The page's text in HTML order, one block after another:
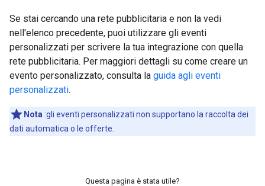
Se stai cercando una rete pubblicitaria e non la vedi
nell'elenco precedente, puoi utilizzare gli eventi
personalizzati per scrivere la tua integrazione con quella
rete pubblicitaria. Per maggiori dettagli su come creare un
evento personalizzato, consulta la guida agli eventi
personalizzati.
Nota :gli eventi personalizzati non supportano la raccolta dei
dati automatica o le offerte.
Questa pagina è stata utile?